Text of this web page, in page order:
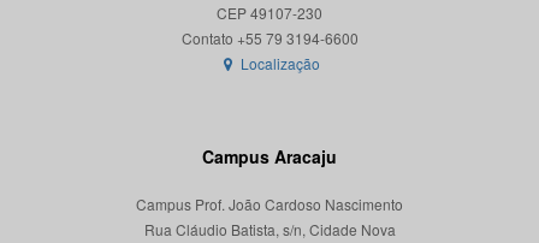
CEP 49107-230
Localização
Campus Aracaju
Campus Prof. João Cardoso Nascimento
Rua Cláudio Batista, s/n, Cidade Nova